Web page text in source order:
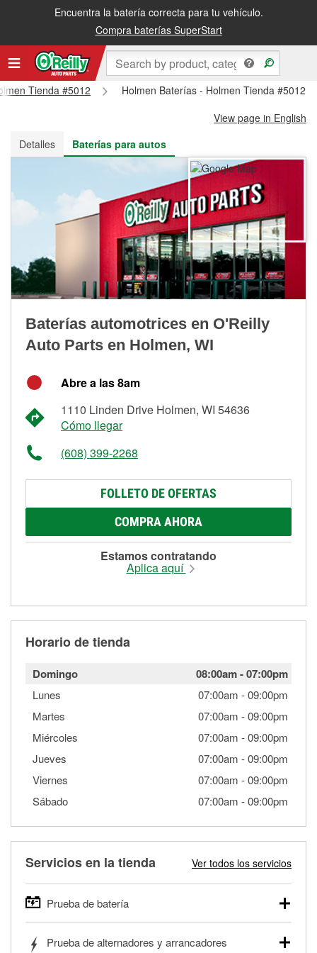
Encuentra la batería correcta para tu vehículo.
Compra baterías SuperStart
Recibe tu orden gratis al día siguiente o recógela en la tienda
Tienda #5012
Holmen Baterías - Holmen Tienda #5012
View page in English
Detalles
Baterías para autos
Baterías automotrices en O'Reilly
Auto Parts en Holmen, WI
Abre a las 8am
1110 Linden Drive Holmen, WI 54636
Cómo llegar
(608) 399-2268
FOLLETO DE OFERTAS
COMPRA AHORA
Estamos contratando
Aplica aquí
Horario de tienda
Domingo 08:00am-07:00pm
Lunes 07:00am -09:00pm
Martes
07:00am -09:00pm
Miércoles
07:00am -09:00pm
Jueves
07:00am -09:00pm
Viernes
07:00am -09:00pm
Sábado
07:00am -09:00pm
Servicios en la tienda Ver todos los servicios
Prueba de batería
autos, camionetas, SUVs, vehículos comerciales y
Prueba de alternadores y arrancadores